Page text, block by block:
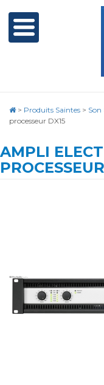
> Produits Saintes > Son
processeur DX15
AMPLI